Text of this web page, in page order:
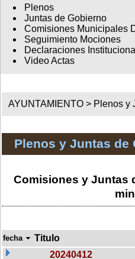
Plenos
Juntas de Gobierno
Comisiones Municipales
Seguimiento Mociones
Declaraciones
Video Actas
AYUNTAMIENTO > Plenos y
Plenos y Juntas de
Comisiones y Juntas
fecha Titulo
20240412